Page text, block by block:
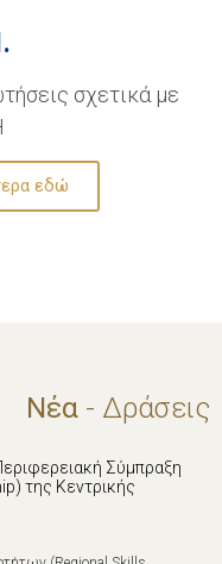
σχετικά με
εδώ
Νέα - Δράσεις
Σύμπραξη
της Κεντρικής